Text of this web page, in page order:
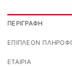
ΠΕΡΙΓΡΑΦΉ
ΕΠΙΠΛΈΟΝ
ΕΤΑΙΡΊΑ